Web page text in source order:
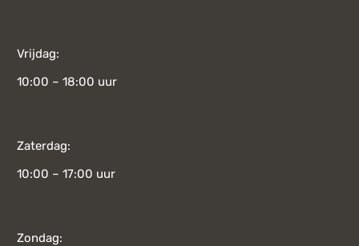
Vrijdag:
10:00 – 18:00 uur
Zaterdag:
10:00 – 17:00 uur
Zondag: